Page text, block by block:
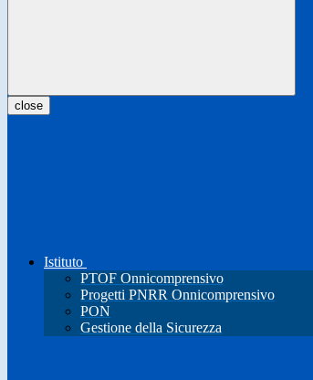
close
Istituto
PTOF Onnicomprensivo
Progetti PNRR Onnicomprensivo
PON
Gestione della Sicurezza